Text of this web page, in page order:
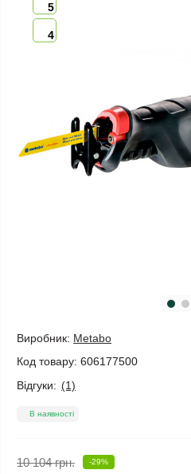
5
4
Виробник: Metabo
Код товару: 606177500
Відгуки: (1)
В наявності
10 104 грн. -29%